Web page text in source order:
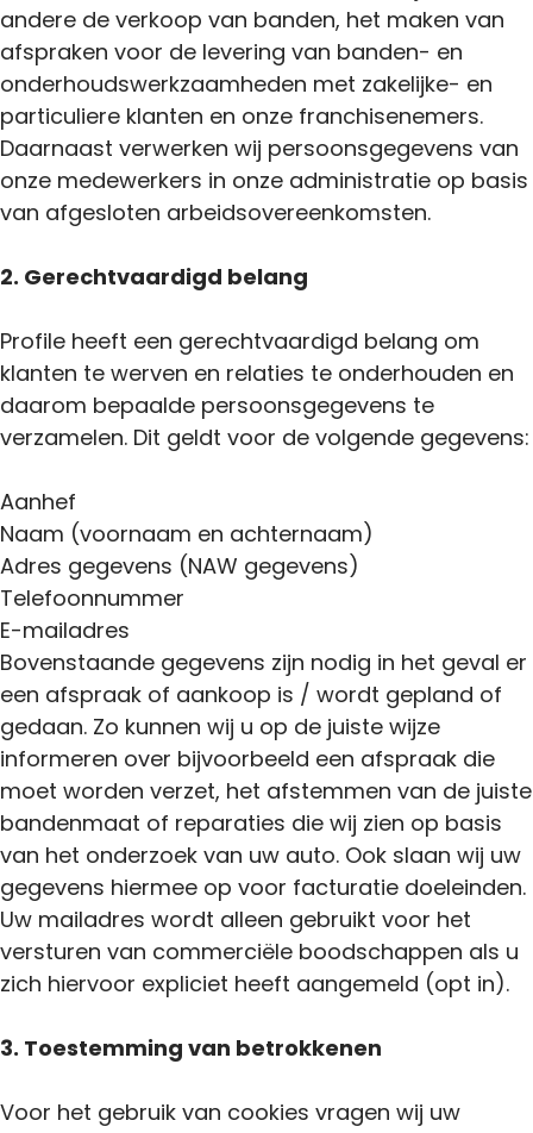
andere de verkoop van banden, het maken van
afspraken voor de levering van banden- en
onderhoudswerkzaamheden met zakelijke- en
particuliere klanten en onze franchisenemers.
Daarnaast verwerken wij persoonsgegevens van
onze medewerkers in onze administratie op basis
van afgesloten arbeidsovereenkomsten.
2. Gerechtvaardigd belang
Profile heeft een gerechtvaardigd belang om
klanten te werven en relaties te onderhouden en
daarom bepaalde persoonsgegevens te
verzamelen. Dit geldt voor de volgende gegevens:
Aanhef
Naam (voornaam en achternaam)
Adres gegevens (NAW gegevens)
Telefoonnummer
E-mailadres
Bovenstaande gegevens zijn nodig in het geval er
een afspraak of aankoop is / wordt gepland of
gedaan. Zo kunnen wij u op de juiste wijze
informeren over bijvoorbeeld een afspraak die
moet worden verzet, het afstemmen van de juiste
bandenmaat of reparaties die wij zien op basis
van het onderzoek van uw auto. Ook slaan wij uw
gegevens hiermee op voor facturatie doeleinden.
Uw mailadres wordt alleen gebruikt voor het
versturen van commerciële boodschappen als u
zich hiervoor expliciet heeft aangemeld (opt in).
3. Toestemming van betrokkenen
Voor het gebruik van cookies vragen wij uw